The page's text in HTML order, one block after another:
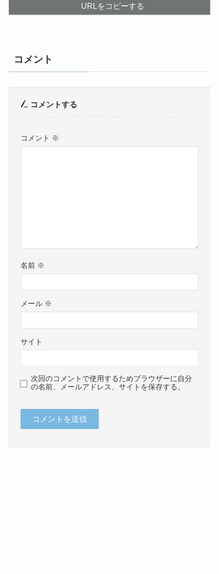
URLをコピーする
コメント
コメントする
コメント ※
名前 ※
メール ※
サイト
次回のコメントで使用するためブラウザーに自分
の名前、メールアドレス、サイトを保存する。